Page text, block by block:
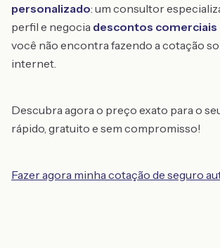
personalizado: um consultor
perfil e negocia descontos comerciais
você não encontra fazendo a cotação
internet.
Descubra agora o preço exato para o
rápido, gratuito e sem compromisso!
Fazer agora minha cotação de seguro